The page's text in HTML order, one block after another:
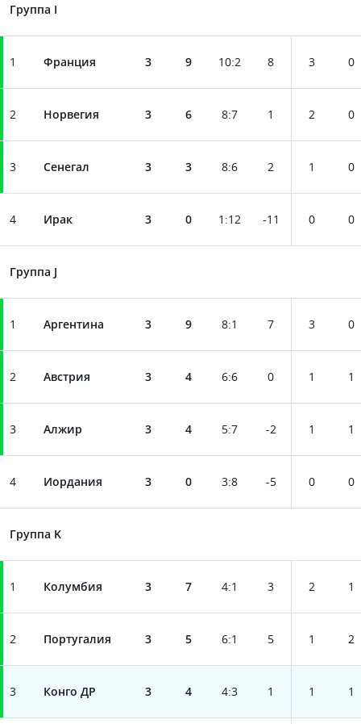
Группа I
1 Франция 3 9 10:2 8 3 0
2 Норвегия 3 6 8:7 1 2 0
3 Сенегал 3 3 8:6 2 1 0
4 Ирак 3 0 1 :12 -11 0 0
Группа J
1 Аргентина 3 9 8:1 7 3 0
2 Австрия 3 4 6:6 0 1 1
3 Алжир 3 4 5:7 -2 1 1
4 Иордания 3 0 3:8 -5 0 0
Группа K
1 Колумбия 3 7 4:1 3 2 1
2 Португалия 3 5 6:1 5 1 2
3 Конго ДР 3 4 4:3 1 1 1